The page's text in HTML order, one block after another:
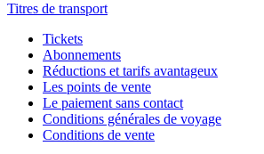
Titres de transport
Tickets
Abonnements
Réductions et tarifs avantageux
Les points de vente
Le paiement sans contact
Conditions générales de voyage
Conditions de vente